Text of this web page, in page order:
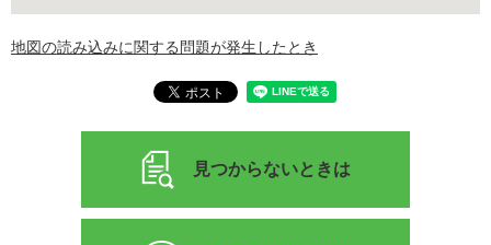
地図の読み込みに関する問題が発生したとき
見つからないときは